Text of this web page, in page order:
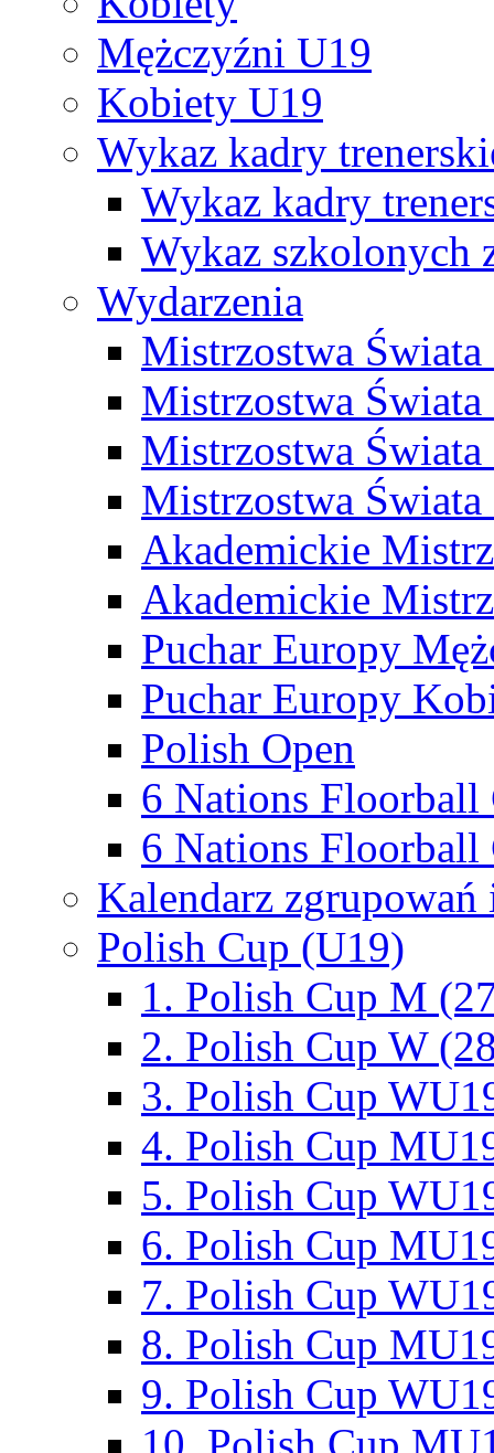
Mężczyźni U19
Kobiety U19
Wykaz kadry
Wykaz kadry
Wykaz szkolonych
Wydarzenia
Mistrzostwa
Mistrzostwa
Mistrzostwa
Mistrzostwa
Akademickie
Akademickie
Puchar Europy
Puchar Europy
Polish Open
6 Nations Floorball
6 Nations Floorball
Kalendarz
Polish Cup (U19)
1. Polish Cup M
2. Polish Cup W
3. Polish Cup
4. Polish Cup
5. Polish Cup
6. Polish Cup
7. Polish Cup
8. Polish Cup
9. Polish Cup
10. Polish Cup